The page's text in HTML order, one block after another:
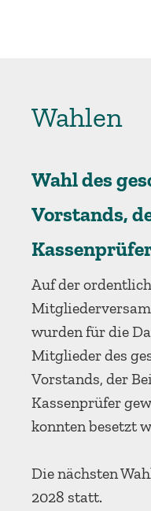
Wahlen
Wahl des
Vorstands,
Auf der
wurden für die
Mitglieder des
Vorstands, der
Kassenprüfer
konnten besetzt
Die nächsten
2028 statt.